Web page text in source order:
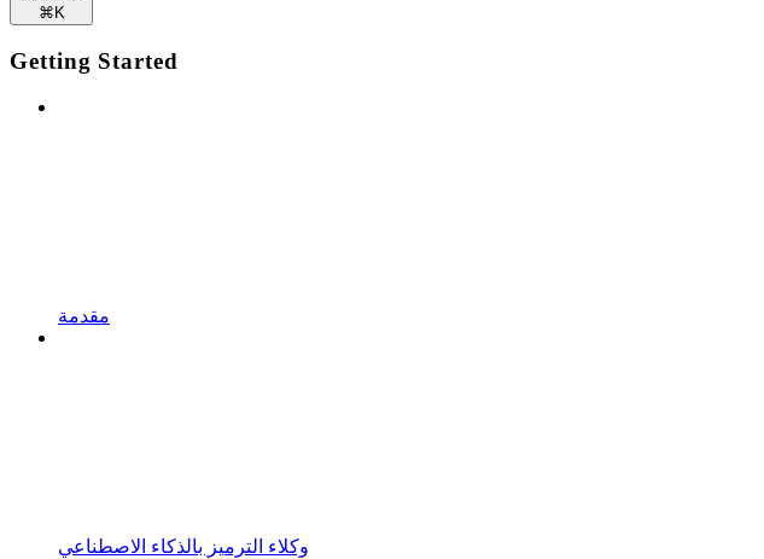
⌘ K
Getting Started
مقدمة
وكلاء الترميز بالذكاء الاصطناعي